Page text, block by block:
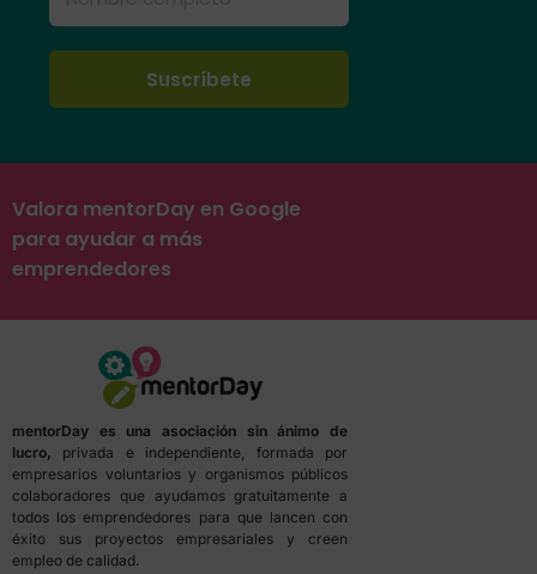
Valora mentorDay en Google
para ayudar a más
emprendedores
mentorDay es una asociación sin ánimo de
lucro, privada e independiente, formada por
empresarios voluntarios y organismos públicos
colaboradores que ayudamos gratuitamente a
todos los emprendedores para que lancen con
éxito sus proyectos empresariales y creen
empleo de calidad.